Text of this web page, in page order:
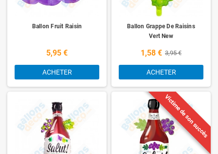
Ballon Fruit Raisin
5,95 €
ACHETER
Ballon Grappe De Raisins
Vert New
1,58 € 3,95 €
ACHETER
Victime de son succès